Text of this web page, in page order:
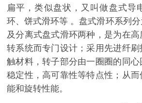
扁平，类似盘状，又叫做盘式导
环、饼式滑环等 。盘式滑环系列
及分离式盘式滑环两种，是为在
转系统而专门设计；采用先进纤
触材料，转子部分由一圈圈的同
稳定性，高可靠性等特点性；从
能和旋转性能。